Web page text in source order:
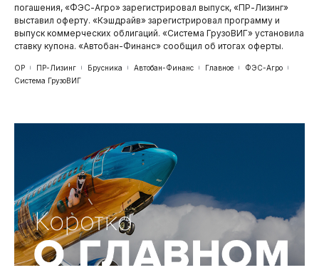
погашения, «ФЭС-Агро» зарегистрировал выпуск, «ПР-Лизинг»
выставил оферту. «Кэшдрайв» зарегистрировал программу и
выпуск коммерческих облигаций. «Система ГрузоВИГ» установила
ставку купона. «Автобан-Финанс» сообщил об итогах оферты.
ОР ПР-Лизинг Брусника Автобан-Финанс Главное
ФЭС-Агро
Система ГрузоВИГ